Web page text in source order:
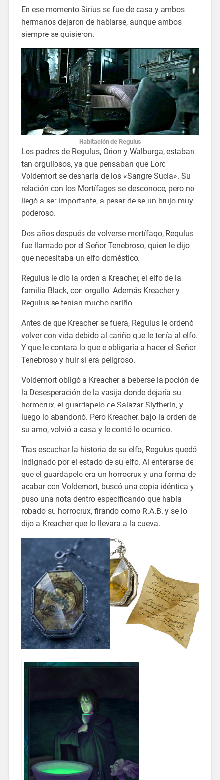
En ese momento Sirius se fue de casa y ambos
hermanos dejaron de hablarse, aunque ambos
siempre se quisieron.
Habitación de Regulus
Los padres de Regulus, Orion y Walburga, estaban
tan orgullosos, ya que pensaban que Lord
Voldemort se desharía de los «Sangre Sucia». Su
relación con los Mortífagos se desconoce, pero no
llegó a ser importante, a pesar de se un brujo muy
poderoso.
Dos años después de volverse mortífago, Regulus
fue llamado por el Señor Tenebroso, quien le dijo
que necesitaba un elfo doméstico.
Regulus le dio la orden a Kreacher, el elfo de la
familia Black, con orgullo. Además Kreacher y
Regulus se tenían mucho cariño.
Antes de que Kreacher se fuera, Regulus le ordenó
volver con vida debido al cariño que le tenía al elfo.
Y que le contara lo que e obligaría a hacer el Señor
Tenebroso y huir si era peligroso.
Voldemort obligó a Kreacher a beberse la poción de
la Desesperación de la vasija donde dejaría su
horrocrux, el guardapelo de Salazar Slytherin, y
luego lo abandonó. Pero Kreacher, bajo la orden de
su amo, volvió a casa y le contó lo ocurrido.
Tras escuchar la historia de su elfo, Regulus quedó
indignado por el estado de su elfo. Al enterarse de
que el guardapelo era un horrocrux y una forma de
acabar con Voldemort, buscó una copia idéntica y
puso una nota dentro especificando que había
robado su horrocrux, firando como R.A.B. y se lo
dijo a Kreacher que lo llevara a la cueva.